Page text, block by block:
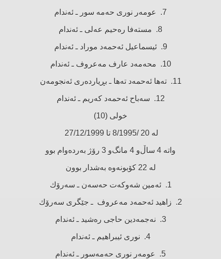
7. عومەر نوری حەمە سور ـ ئەندام
8. مستەفا رەحیم عەلی ـ ئەندام
9. ئیسماعیل ئەحمەد موراد ـ ئەندام
10. محەمەد عارف مەعروف ـ ئەندام
11. تەها ئەحمەد تەها ـ بڕیاردەری ئەنجومەن
12. سەباح ئەحمەد كەریم ـ ئەندام
خولی (10)
لە 20 /8/1995 تا 27/12/1999
واتە 4 ساڵ‌و 4 مانگ‌و 3 رۆژ بەردەوام بوو
لە 22 كۆبونەوە بەشدار بوون
1. ئەمین شەوكەت حەسەن ـ سەرۆك
2. زاهید ئەحمەد مەعروف ـ جێگری سەرۆك
3. نەجمەدین حاجی رەشید ـ ئەندام
4. نوری ئیبراهیم ـ ئەندام
5. عومەر نوری حەمەسور ـ ئەندام